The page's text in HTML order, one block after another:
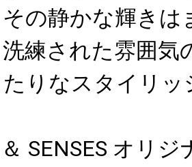
の静かな輝きは
練された雰囲気
たりなスタイリ
SENSES オリジ